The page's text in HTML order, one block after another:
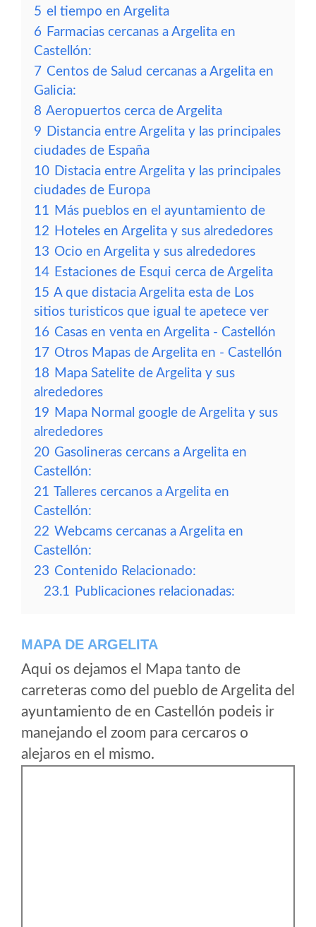
5 el tiempo en Argelita
6 Farmacias cercanas a Argelita en
Castellón:
7 Centos de Salud cercanas a Argelita en
Galicia:
8 Aeropuertos cerca de Argelita
9 Distancia entre Argelita y las principales
ciudades de España
10 Distacia entre Argelita y las principales
ciudades de Europa
11 Más pueblos en el ayuntamiento de
12 Hoteles en Argelita y sus alrededores
13 Ocio en Argelita y sus alrededores
14 Estaciones de Esqui cerca de Argelita
15 A que distacia Argelita esta de Los
sitios turisticos que igual te apetece ver
16 Casas en venta en Argelita - Castellón
17 Otros Mapas de Argelita en - Castellón
18 Mapa Satelite de Argelita y sus
alrededores
19 Mapa Normal google de Argelita y sus
alrededores
20 Gasolineras cercans a Argelita en
Castellón:
21 Talleres cercanos a Argelita en
Castellón:
22 Webcams cercanas a Argelita en
Castellón:
23 Contenido Relacionado:
23.1 Publicaciones relacionadas:
MAPA DE ARGELITA
Aqui os dejamos el Mapa tanto de
carreteras como del pueblo de Argelita del
ayuntamiento de en Castellón podeis ir
manejando el zoom para cercaros o
alejaros en el mismo.